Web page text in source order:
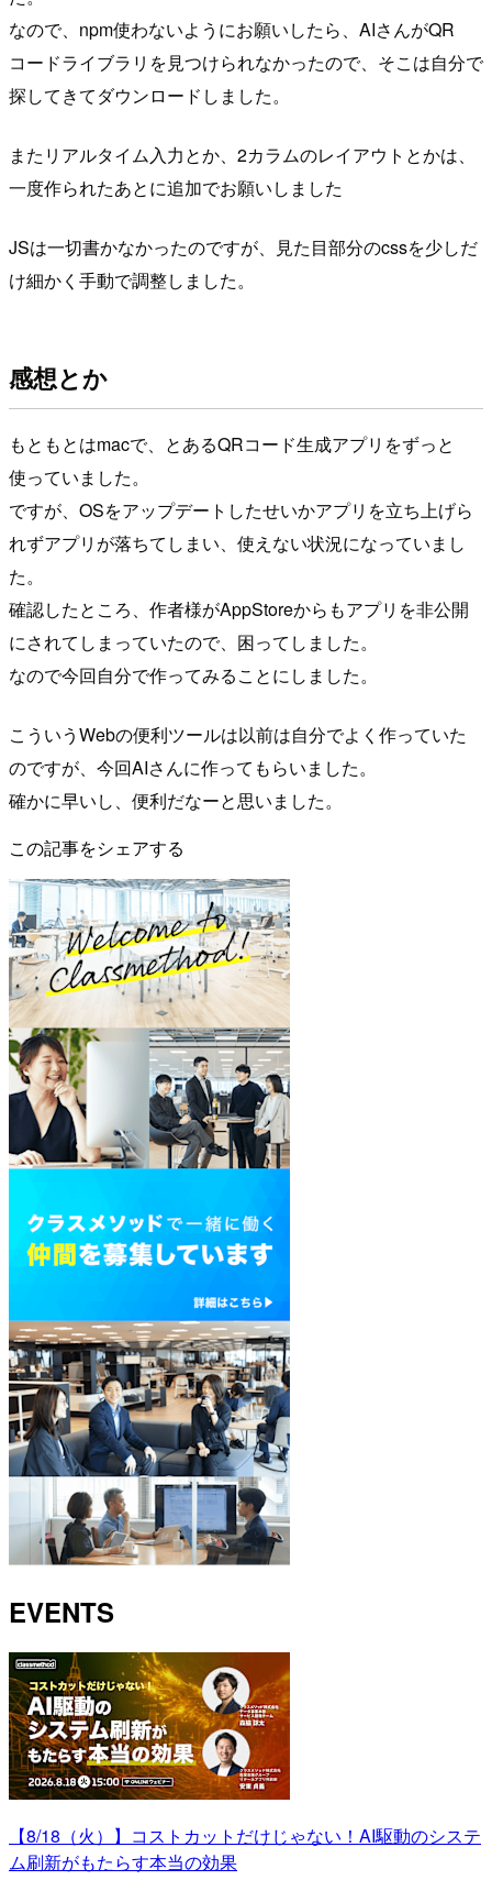
なので、npm使わないようにお願いしたら、AIさんがQR
コードライブラリを見つけられなかったので、そこは自分で
探してきてダウンロードしました。
またリアルタイム入力とか、2カラムのレイアウトとかは、
一度作られたあとに追加でお願いしました
JSは一切書かなかったのですが、見た目部分のcssを少しだ
け細かく手動で調整しました。
感想とか
もともとはmacで、とあるQRコード生成アプリをずっと
使っていました。
ですが、OSをアップデートしたせいかアプリを立ち上げら
れずアプリが落ちてしまい、使えない状況になっていまし
た。
確認したところ、作者様がAppStoreからもアプリを非公開
にされてしまっていたので、困ってしました。
なので今回自分で作ってみることにしました。
こういうWebの便利ツールは以前は自分でよく作っていた
のですが、今回AIさんに作ってもらいました。
確かに早いし、便利だなーと思いました。
この記事をシェアする
EVENTS
【8/18（火）】コストカットだけじゃない！AI駆動のシステ
ム刷新がもたらす本当の効果